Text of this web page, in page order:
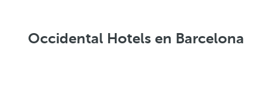
Occidental Hotels en Barcelona